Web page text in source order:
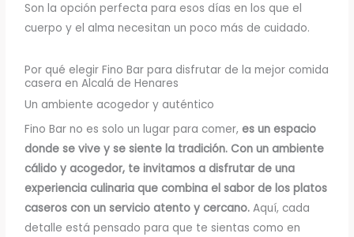
Son la opción perfecta para esos días en los que el
cuerpo y el alma necesitan un poco más de cuidado.
Por qué elegir Fino Bar para disfrutar de la mejor comida
casera en Alcalá de Henares
Un ambiente acogedor y auténtico
Fino Bar no es solo un lugar para comer,es un espacio
donde se vive y se siente la tradición. Con un ambiente
cálido y acogedor, te invitamos a disfrutar de una
experiencia culinaria que combina el sabor de los platos
caseros con un servicio atento y cercano. Aquí, cada
detalle está pensado para que te sientas como en